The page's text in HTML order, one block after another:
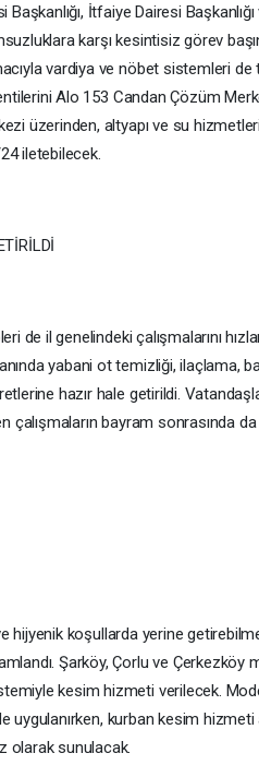
İtfaiye Dairesi Başkanlığı
karşı kesintisiz görev
vardiya ve nöbet sistemleri de
Alo 153 Candan Çözüm
üzerinden, altyapı ve su
iletebilecek.
de il genelindeki çalışmalarını
yabani ot temizliği, ilaçlama,
hazır hale getirildi.
çalışmaların bayram sonrasında
hijyenik koşullarda yerine
Şarköy, Çorlu ve Çerkezköy
kesim hizmeti verilecek.
uygulanırken, kurban kesim hizmeti
olarak sunulacak.